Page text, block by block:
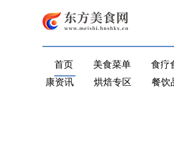
首页 美食菜单 食疗
康资讯
烘焙专区 餐饮